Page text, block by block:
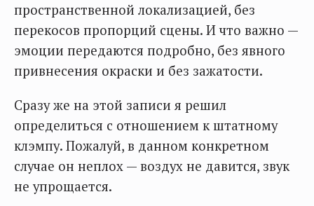
пространственной локализацией, без
перекосов пропорций сцены. И что важно —
эмоции передаются подробно, без явного
привнесения окраски и без зажатости.
Сразу же на этой записи я решил
определиться с отношением к штатному
клэмпу. Пожалуй, в данном конкретном
случае он неплох — воздух не давится, звук
не упрощается.